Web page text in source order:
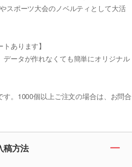
スポーツ大会のノベルティとして大活
あります】
ータが作れなくても簡単にオリジナル
す。1000個以上ご注文の場合は、お問合
稿方法